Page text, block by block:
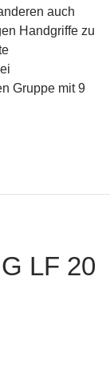
auch
Handgriffe zu
Gruppe mit 9
LF 20